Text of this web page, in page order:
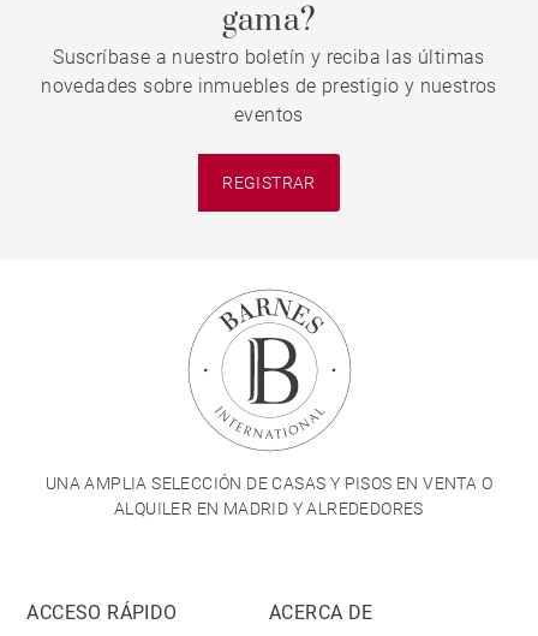
gama?
Suscríbase a nuestro boletín y reciba las últimas
novedades sobre inmuebles de prestigio y nuestros
eventos
REGISTRAR
UNA AMPLIA SELECCIÓN DE CASAS Y PISOS EN VENTA O
ALQUILER EN MADRID Y ALREDEDORES
ACCESO RÁPIDO
ACERCA DE